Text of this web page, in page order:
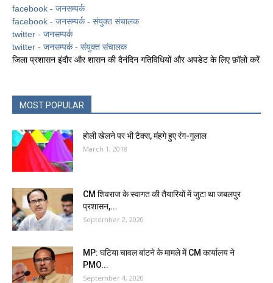
facebook - जनसम्पर्क
facebook - जनसम्पर्क - संयुक्त संचालक
twitter - जनसम्पर्क
twitter - जनसम्पर्क - संयुक्त संचालक
जिला प्रशासन इंदौर और शासन की दैनंदिन गतिविधियों और अपडेट के लिए फ़ॉलो करें
MOST POPULAR
होली खेलने पर भी टैक्स, मंहगे हुए रंग-गुलाल
March 1, 2018
CM शिवराज के स्वागत की तैयारियों में जुटा था जबलपुर
प्रशासन,...
September 2, 2020
MP: घटिया चावल बांटने के मामले में CM कार्यालय ने
PMO...
September 4, 2020